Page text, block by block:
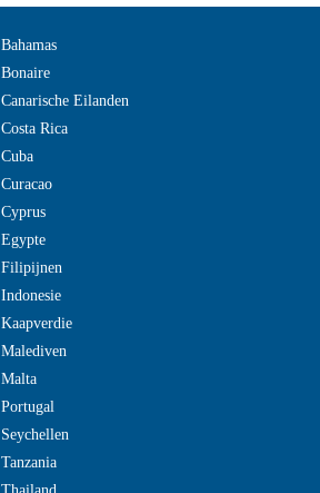
Bahamas
Bonaire
Canarische Eilanden
Costa Rica
Cuba
Curacao
Cyprus
Egypte
Filipijnen
Indonesie
Kaapverdie
Malediven
Malta
Portugal
Seychellen
Tanzania